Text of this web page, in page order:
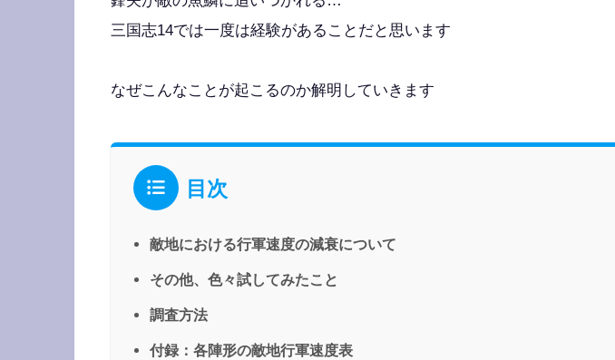
三国志14では一度は経験があることだと思います
なぜこんなことが起こるのか解明していきます
目次
敵地における行軍速度の減衰について
その他、色々試してみたこと
調査方法
付録：各陣形の敵地行軍速度表